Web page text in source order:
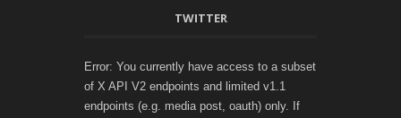
TWITTER
Error: You currently have access to a subset
of X API V2 endpoints and limited v1.1
endpoints (e.g. media post, oauth) only. If